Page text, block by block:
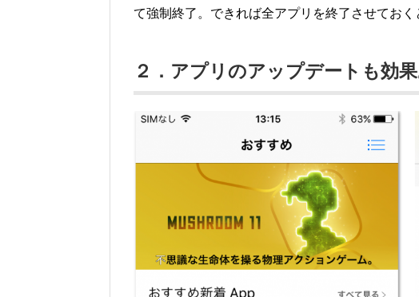
て強制終了。できれば全アプリを終了させておく
２．アプリのアップデートも効果